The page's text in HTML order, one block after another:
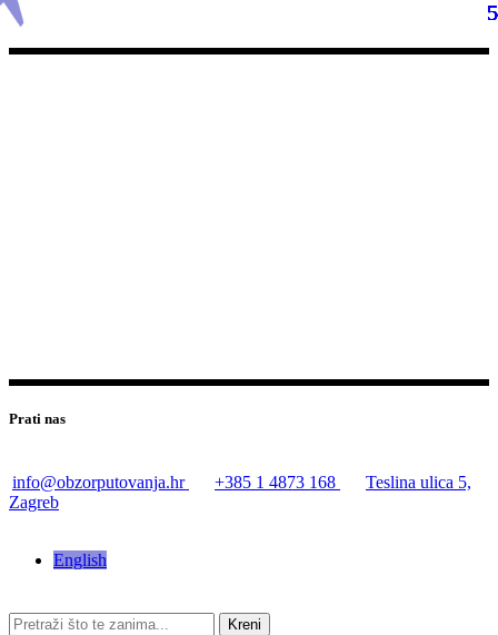
Prati nas
info@obzorputovanja.hr +385 1 4873 168
Teslina ulica 5,
Zagreb
English
Kreni